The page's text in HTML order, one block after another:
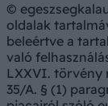
©
oldalak
beleértve a
való
LXXVI. törvény
35/A. § (1)